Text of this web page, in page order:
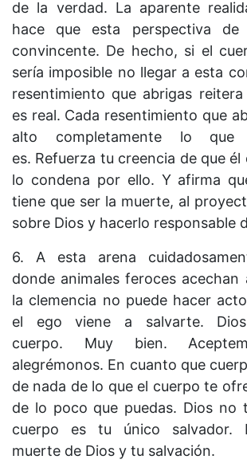
de la verdad. La aparente
hace que esta perspectiva de
convincente. De hecho, si el
sería imposible no llegar a esta
resentimiento que abrigas
es real. Cada resentimiento que
alto completamente lo que
es. Refuerza tu creencia de que
lo condena por ello. Y afirma
tiene que ser la muerte, al
sobre Dios y hacerlo responsable
6. A esta arena
donde animales feroces acechan
la clemencia no puede hacer
el ego viene a salvarte.
cuerpo. Muy bien.
alegrémonos. En cuanto que
de nada de lo que el cuerpo te
de lo poco que puedas. Dios no
cuerpo es tu único salvador.
muerte de Dios y tu salvación.